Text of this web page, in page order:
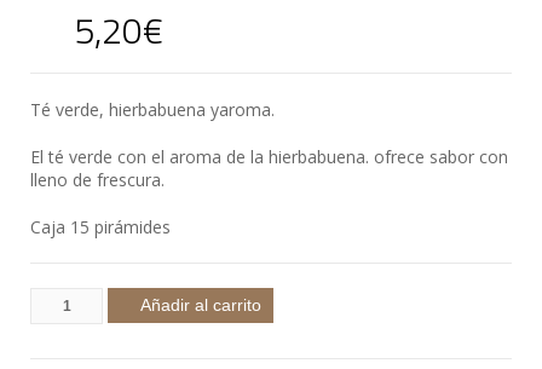
5,20€
Té verde, hierbabuena yaroma.
El té verde con el aroma de la hierbabuena. ofrece sabor con
lleno de frescura.
Caja 15 pirámides
Añadir al carrito